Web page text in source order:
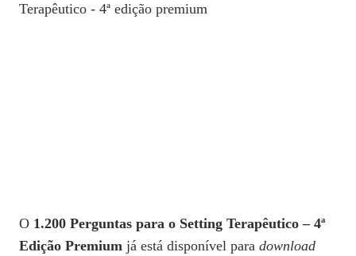
O 1.200 Perguntas para o Setting Terapêutico – 4ª
Edição Premium já está disponível para download